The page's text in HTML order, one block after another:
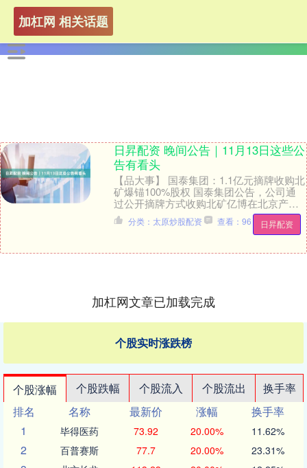
加杠网 相关话题
日昇配资 晚间公告｜11月13日这些公
告有看头
【品大事】 国泰集团：1.1亿元摘牌收购北
矿爆锚100%股权 国泰集团公告，公司通
过公开摘牌方式收购北矿亿博在北京产权
交易所公开挂牌转让的北京矿冶爆锚技术
工程有....
日昇配资
分类：太原炒股配资 查看：96
加杠网文章已加载完成
个股实时涨跌榜
个股涨幅 个股跌幅 个股流入 个股流出
换手率
排名
名称 最新价 涨幅
换手率
1
毕得医药 73.92 20.00% 11.62%
2 百普赛斯 77.7 20.00% 23.31%